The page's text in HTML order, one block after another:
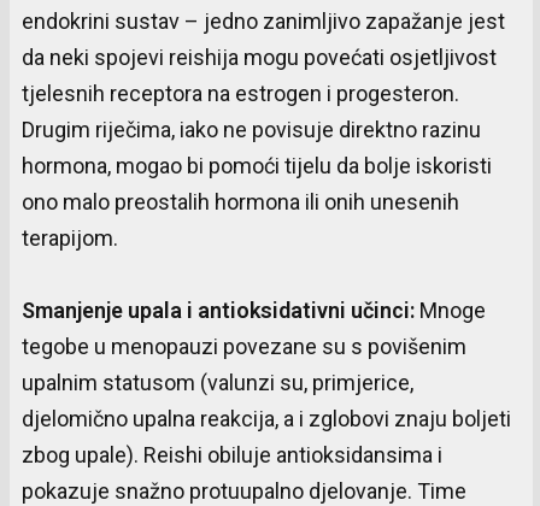
endokrini sustav – jedno zanimljivo zapažanje jest
da neki spojevi reishija mogu povećati osjetljivost
tjelesnih receptora na estrogen i progesteron.
Drugim riječima, iako ne povisuje direktno razinu
hormona, mogao bi pomoći tijelu da bolje iskoristi
ono malo preostalih hormona ili onih unesenih
terapijom.
Smanjenje upala i antioksidativni učinci: Mnoge
tegobe u menopauzi povezane su s povišenim
upalnim statusom (valunzi su, primjerice,
djelomično upalna reakcija, a i zglobovi znaju boljeti
zbog upale). Reishi obiluje antioksidansima i
pokazuje snažno protuupalno djelovanje. Time